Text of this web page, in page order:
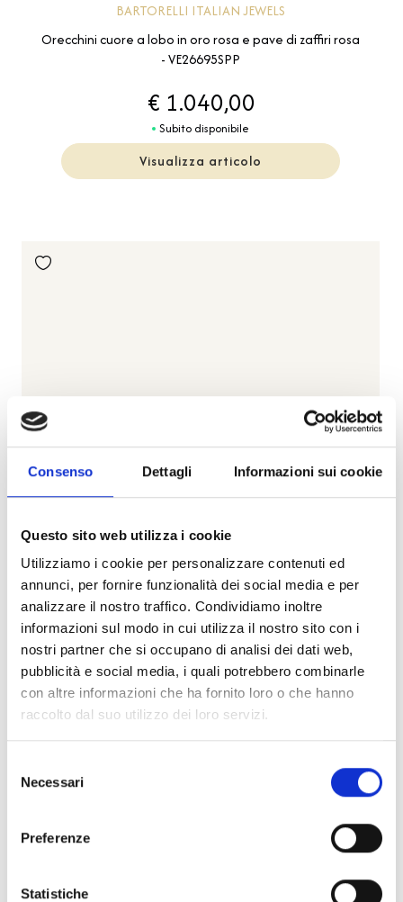
Consenso Dettagli Informazioni sui cookie
Questo sito web utilizza i cookie
Utilizziamo i cookie per personalizzare contenuti ed
annunci, per fornire funzionalità dei social media e per
analizzare il nostro traffico. Condividiamo inoltre
informazioni sul modo in cui utilizza il nostro sito con i
nostri partner che si occupano di analisi dei dati web,
pubblicità e social media, i quali potrebbero combinarle
con altre informazioni che ha fornito loro o che hanno
raccolto dal suo utilizzo dei loro servizi.
delNecessari
Preferenze
Statistiche
BARTORELLI ITALIAN JEWELS
Orecchini cuore a lobo in oro rosa e pave di zaffiri rosa
- VE26695SPP
€ 1.040,00
Subito disponibile
Visualizza articolo
Forever
BARTORELLI ITALIAN JEWELS
Orecchini cuore in oro rosa con zaffiri rosa e diamanti
bianchi - 262780PR
€ 3.185,00